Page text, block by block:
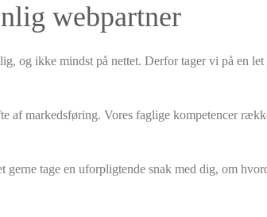
webpartner
og ikke mindst på nettet. Derfor tager vi på en let
af markedsføring. Vores faglige kompetencer
tage en uforpligtende snak med dig, om